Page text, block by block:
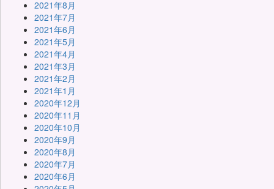
2021年8月
2021年7月
2021年6月
2021年5月
2021年4月
2021年3月
2021年2月
2021年1月
2020年12月
2020年11月
2020年10月
2020年9月
2020年8月
2020年7月
2020年6月